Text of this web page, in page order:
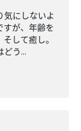
気にしないよ
すが、年齢を
して癒し。
どう...